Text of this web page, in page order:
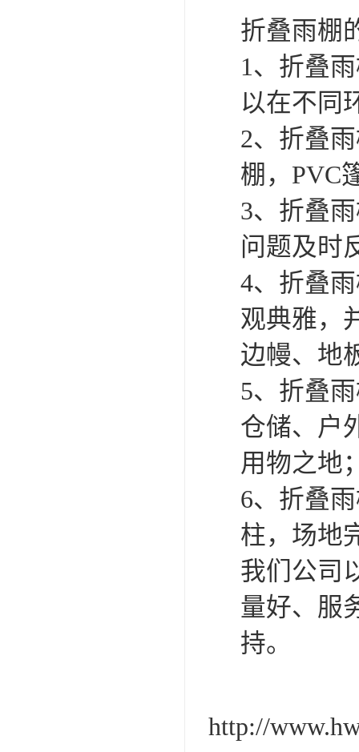
折叠雨棚
1、折叠
以在不同
2、折叠
棚，PVC
3、折叠
问题及时
4、折叠
观典雅，
边幔、地
5、折叠
仓储、户
用物之地
6、折叠
柱，场地
我们公司
量好、服
持。
http://